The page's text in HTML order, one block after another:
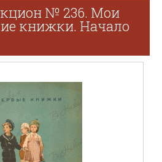
№ 236. Мои
книжки. Начало